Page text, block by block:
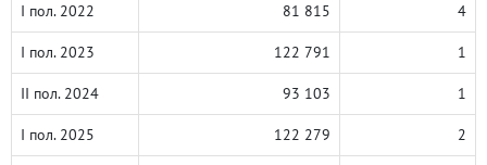
I пол. 2022 81 815 4
I пол. 2023 122 791 1
II пол. 2024 93 103 1
I пол. 2025 122 279 2